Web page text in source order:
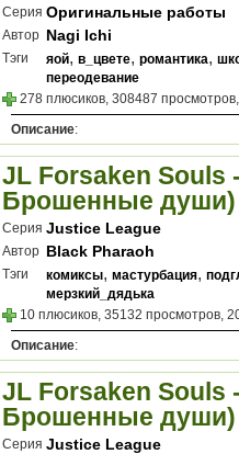
Серия Оригинальные работы
Автор Nagi Ichi
Тэги яой, в_цвете, романтика,
переодевание
278 плюсиков, 308487
Описание:
JL Forsaken Souls
Брошенные души)
Серия Justice League
Автор Black Pharaoh
Тэги комиксы, мастурбация,
мерзкий_дядька
10 плюсиков, 35132 просмотров,
Описание:
JL Forsaken Souls
Брошенные души)
Серия Justice League